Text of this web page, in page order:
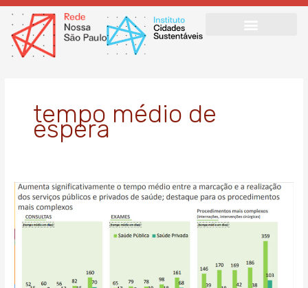
Ir
para
conteúdo
tempo médio de
espera
Percepção
de
paulistanos